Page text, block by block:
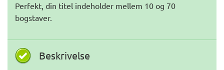
Perfekt, din titel indeholder mellem 10 og 70
bogstaver.
Beskrivelse